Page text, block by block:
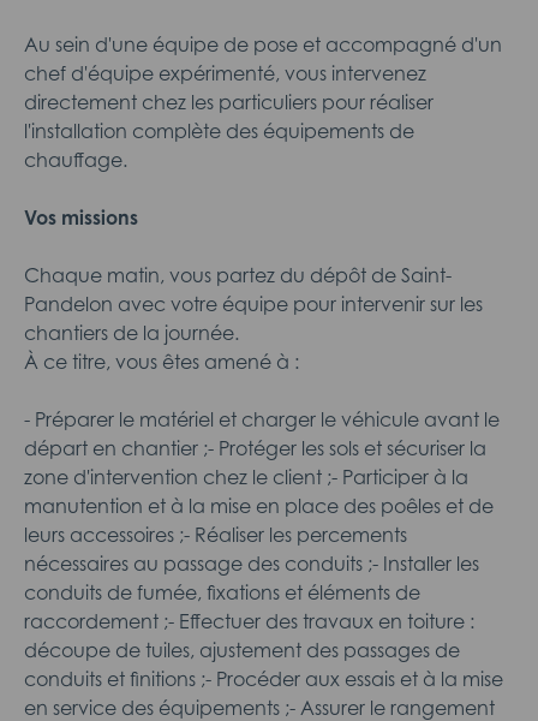
Au sein d'une équipe de pose et accompagné d'un
chef d'équipe expérimenté, vous intervenez
directement chez les particuliers pour réaliser
l'installation complète des équipements de
chauffage.
Vos missions
Chaque matin, vous partez du dépôt de Saint-
Pandelon avec votre équipe pour intervenir sur les
chantiers de la journée.
À ce titre, vous êtes amené à :
- Préparer le matériel et charger le véhicule avant le
départ en chantier ;- Protéger les sols et sécuriser la
zone d'intervention chez le client ;- Participer à la
manutention et à la mise en place des poêles et de
leurs accessoires ;- Réaliser les percements
nécessaires au passage des conduits ;- Installer les
conduits de fumée, fixations et éléments de
raccordement ;- Effectuer des travaux en toiture :
découpe de tuiles, ajustement des passages de
conduits et finitions ;- Procéder aux essais et à la mise
en service des équipements ;- Assurer le rangement